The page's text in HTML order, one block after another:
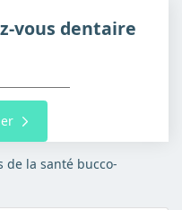
vous dentaire
de la santé bucco-